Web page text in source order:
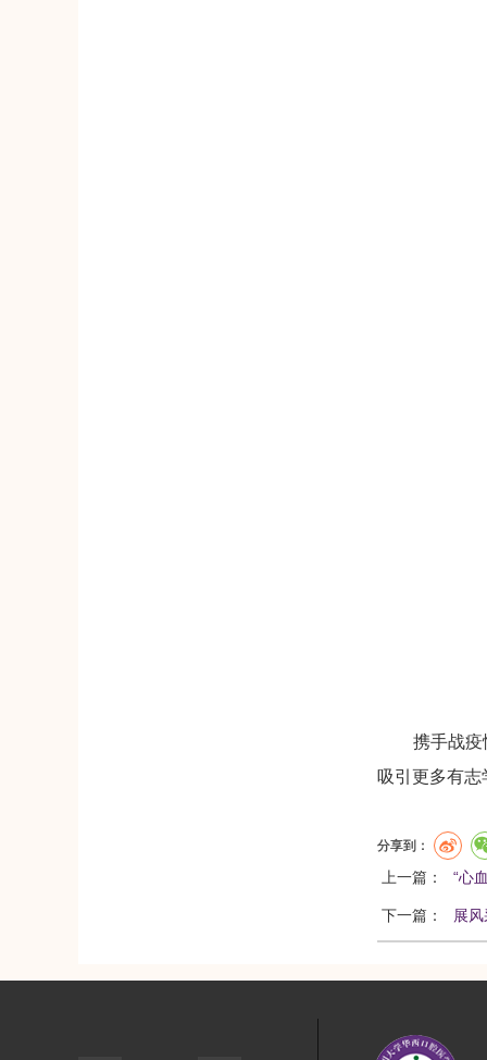
携手战疫情
吸引更多有志
分享到：
上一篇： “心
下一篇： 展